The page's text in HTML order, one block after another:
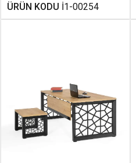
ÜRÜN KODU İ1-00254